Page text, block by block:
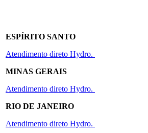
ESPÍRITO SANTO
Atendimento direto Hydro.
MINAS GERAIS
Atendimento direto Hydro.
RIO DE JANEIRO
Atendimento direto Hydro.